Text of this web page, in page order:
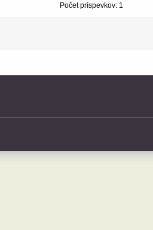
Počet príspevkov: 1